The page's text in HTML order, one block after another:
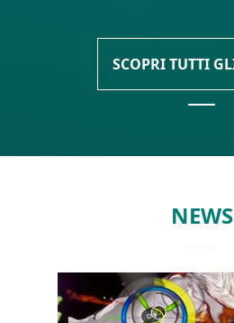
SCOPRI TUTTI
NEWS